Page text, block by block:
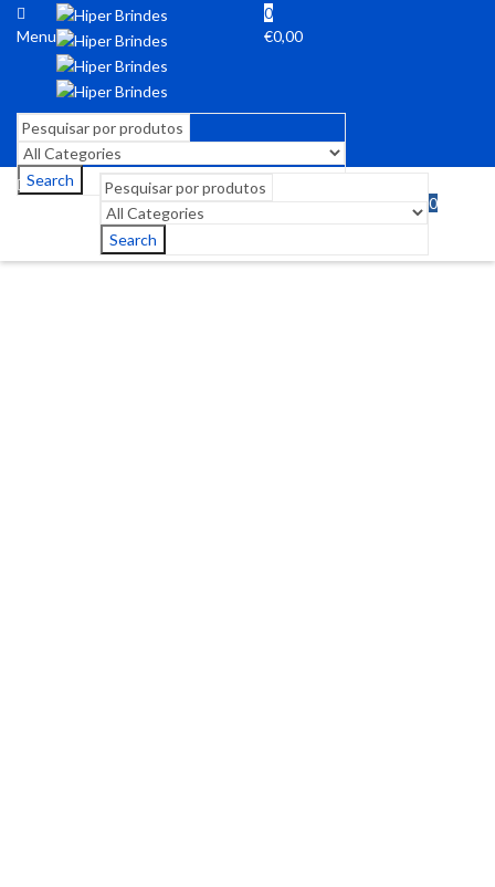
Menu
0
€0,00
Search
Search
0